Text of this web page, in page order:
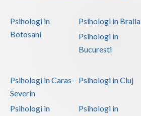
Psihologi in
Botosani
Psihologi in Braila
Psihologi in
Bucuresti
Psihologi in Caras-
Severin
Psihologi in Cluj
Psihologi in
Psihologi in